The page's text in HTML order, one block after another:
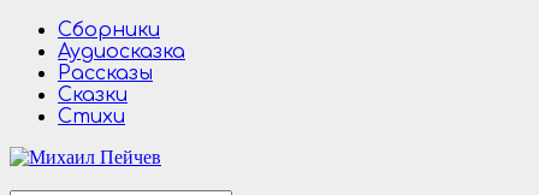
Перейти
содержимому
Сборники
Аудиосказка
Рассказы
Сказки
Стихи